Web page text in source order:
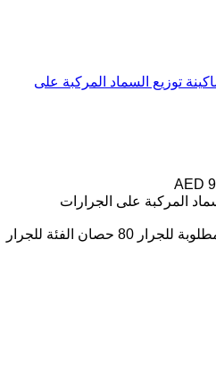
توزيع السماد المركبة على
AED
المركبة على الجرارات
للجرار 80 حصان الفئة للجرار